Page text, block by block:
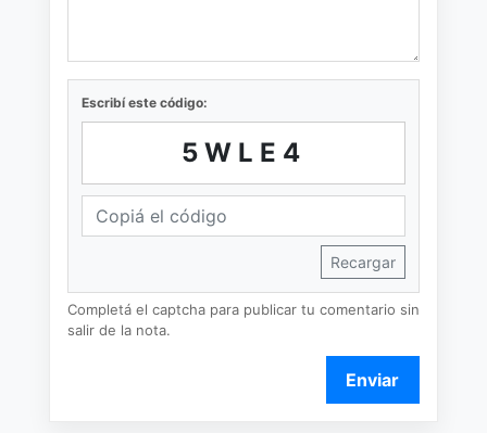
Escribí este código:
5WLE4
Recargar
Completá el captcha para publicar tu comentario sin
salir de la nota.
Enviar